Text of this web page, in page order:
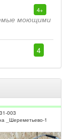
4+
моющими
4
003
_Шереметьево-1